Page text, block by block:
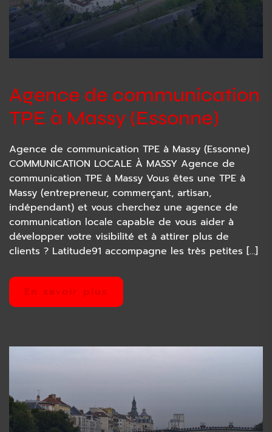
Agence de communication
TPE à Massy (Essonne)
Agence de communication TPE à Massy (Essonne)
COMMUNICATION LOCALE À MASSY Agence de
communication TPE à Massy Vous êtes une TPE à
Massy (entrepreneur, commerçant, artisan,
indépendant) et vous cherchez une agence de
communication locale capable de vous aider à
développer votre visibilité et à attirer plus de
clients ? Latitude91 accompagne les très petites […]
En savoir plus